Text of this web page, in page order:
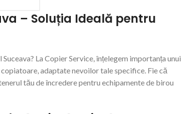
– Soluția Ideală pentru
La Copier Service, înțelegem importanța unui
adaptate nevoilor tale specifice. Fie că
tău de încredere pentru echipamente de birou